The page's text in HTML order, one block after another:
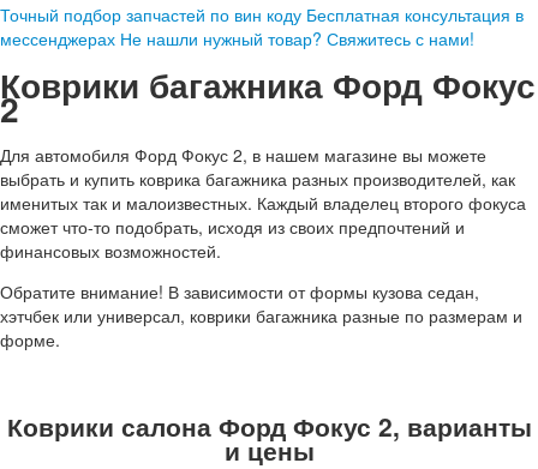
Точный подбор запчастей по вин коду Бесплатная консультация в
мессенджерах Не нашли нужный товар? Свяжитесь с нами!
Коврики багажника Форд Фокус
2
Для автомобиля Форд Фокус 2, в нашем магазине вы можете
выбрать и купить коврика багажника разных производителей, как
именитых так и малоизвестных. Каждый владелец второго фокуса
сможет что-то подобрать, исходя из своих предпочтений и
финансовых возможностей.
Обратите внимание! В зависимости от формы кузова седан,
хэтчбек или универсал, коврики багажника разные по размерам и
форме.
Коврики салона Форд Фокус 2, варианты
и цены